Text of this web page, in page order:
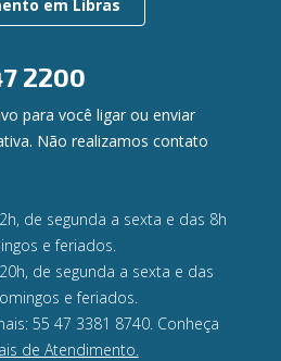
em Libras
2200
para você ligar ou enviar
Não realizamos contato
de segunda a sexta e das 8h
e feriados.
de segunda a sexta e das
e feriados.
55 47 3381 8740. Conheça
de Atendimento.